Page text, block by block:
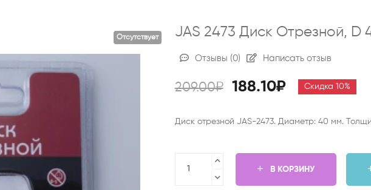
Отсутствует JAS 2473 Диск Отрезной, D
Отзывы (0) Написать отзыв
209.00₽ 188.10₽ Скидка 10%
Диск отрезной JAS-2473. Диаметр: 40 мм.
В КОРЗИНУ